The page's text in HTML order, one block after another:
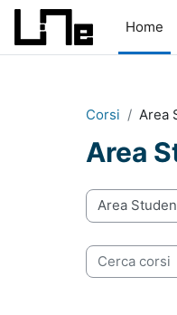
Vai al contenuto principale
Home
Corsi Area
Area
Categorie di
Cerca corsi